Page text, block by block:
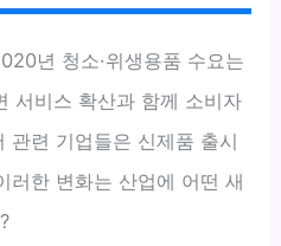
년 청소·위생용품 수요는
서비스 확산과 함께 소비자
관련 기업들은 신제품 출시
러한 변화는 산업에 어떤 새